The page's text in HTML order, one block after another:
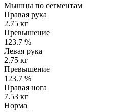
Мышцы по сегментам
Правая рука
2.75 кг
Превышение
123.7 %
Левая рука
2.75 кг
Превышение
123.7 %
Правая нога
7.53 кг
Норма